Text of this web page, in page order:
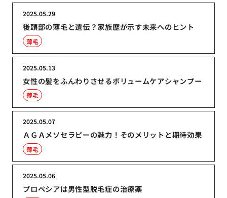
後頭部の薄毛と遺伝？家族歴が示す未来へのヒント
2025.05.29
薄毛
女性の髪をふんわりさせるボリュームケアシャンプー
2025.05.13
薄毛
ＡＧＡメソセラピーの魅力！そのメリットと期待効果
2025.05.07
薄毛
プロペシアは男性型脱毛症の治療薬
2025.05.06